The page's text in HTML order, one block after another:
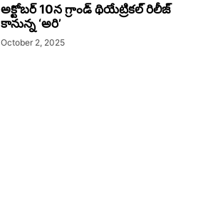
అక్టోబర్ 10న గ్రాండ్ థియేట్రికల్ రిలీజ్
కానున్న ‘అరి’
October 2, 2025